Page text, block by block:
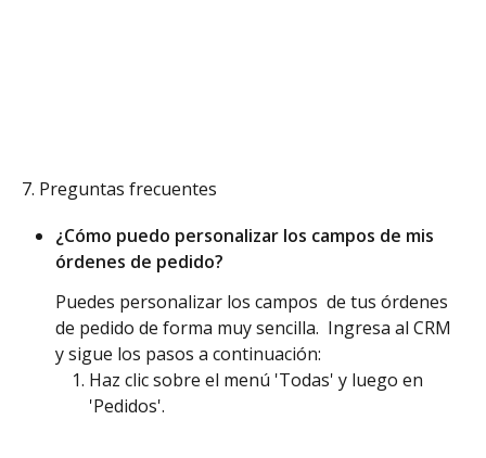
7. Preguntas frecuentes
¿Cómo puedo personalizar los campos de mis
órdenes de pedido?
Puedes personalizar los campos  de tus órdenes
de pedido de forma muy sencilla.  Ingresa al CRM
y sigue los pasos a continuación:
Haz clic sobre el menú 'Todas' y luego en
'Pedidos'.